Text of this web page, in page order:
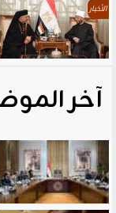
الأخبار
آخر